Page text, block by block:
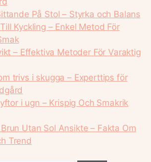
På Stol – Styrka och Balans
Kyckling – Enkel Metod För
– Effektiva Metoder För Varaktig
trivs i skugga – Experttips för
i ugn – Krispig Och Smakrik
Utan Sol Ansikte – Fakta Om
Trend